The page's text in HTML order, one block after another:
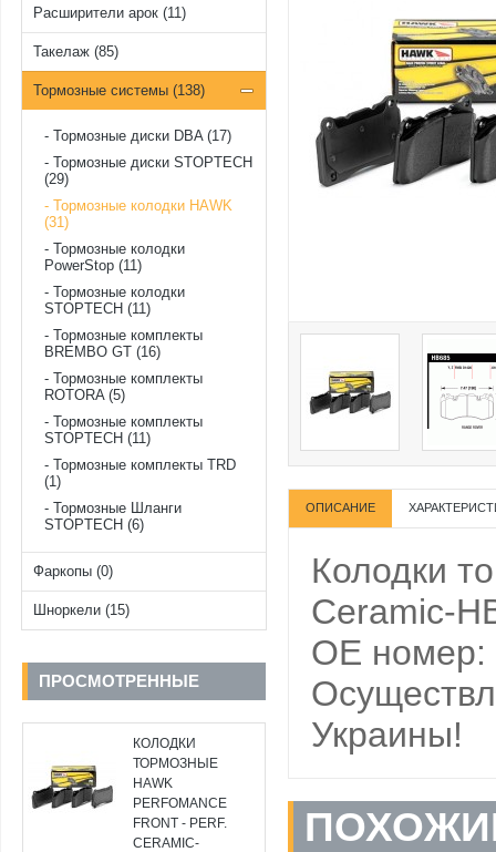
Расширители арок (11)
Такелаж (85)
Тормозные системы (138)
Тормозные диски DBA (17)
Тормозные диски STOPTECH
(29)
Тормозные колодки HAWK
(31)
Тормозные колодки
PowerStop (11)
Тормозные колодки
STOPTECH (11)
Тормозные комплекты
BREMBO GT (16)
Тормозные комплекты
ROTORA (5)
Тормозные комплекты
STOPTECH (11)
Тормозные комплекты TRD
(1)
Тормозные Шланги
STOPTECH (6)
Фаркопы (0)
Шноркели (15)
ПРОСМОТРЕННЫЕ
КОЛОДКИ
ТОРМОЗНЫЕ
HAWK
PERFOMANCE
FRONT - PERF.
CERAMIC-
ОПИСАНИЕ
Колодки
Ceramic-
OE номер:
Украины!